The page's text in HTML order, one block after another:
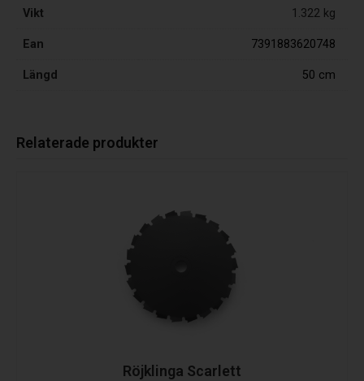
Vikt 1.322 kg
Ean 7391883620748
Längd 50 cm
Relaterade produkter
Röjklinga Scarlett